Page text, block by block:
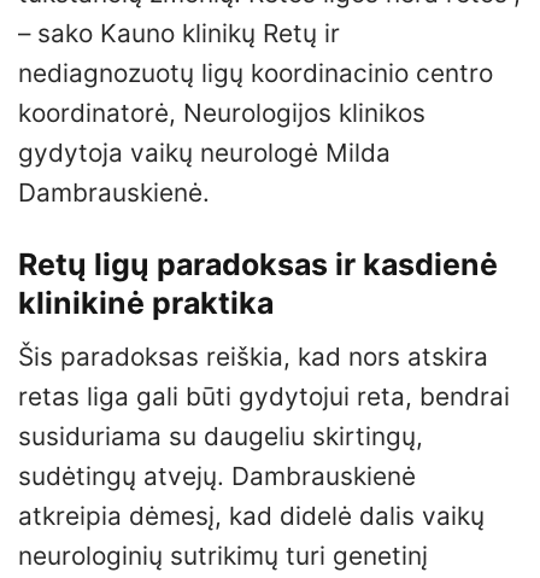
– sako Kauno klinikų Retų ir
nediagnozuotų ligų koordinacinio centro
koordinatorė, Neurologijos klinikos
gydytoja vaikų neurologė Milda
Dambrauskienė.
Retų ligų paradoksas ir kasdienė
klinikinė praktika
Šis paradoksas reiškia, kad nors atskira
retas liga gali būti gydytojui reta, bendrai
susiduriama su daugeliu skirtingų,
sudėtingų atvejų. Dambrauskienė
atkreipia dėmesį, kad didelė dalis vaikų
neurologinių sutrikimų turi genetinį